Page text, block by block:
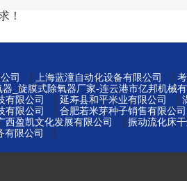
！
司 上海蓝潼自动化设备有限公司
_旋膜式除氧器厂家-连云港市亿邦机械
有限公司 延寿县和平米业有限公司
有限公司 合肥若米芽种子销售有限公司
西盈凯文化发展有限公司
振动流化床
有限公司